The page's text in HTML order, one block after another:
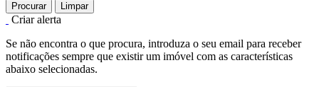
Procurar Limpar
Criar alerta
Se não encontra o que procura, introduza o seu email para receber
notificações sempre que existir um imóvel com as características
abaixo selecionadas.